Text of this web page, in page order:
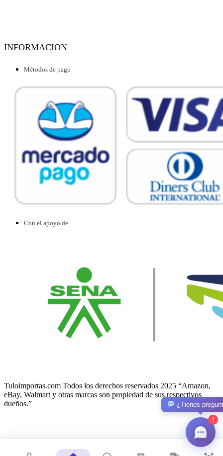
INFORMACION
Métodos de pago
Con el apoyo de
Tuloimportas.com Todos los derechos reservados 2025 “Amazon,
eBay, Walmart y otras marcas son propiedad de sus respectivos
dueños.”
!
¿Tienes